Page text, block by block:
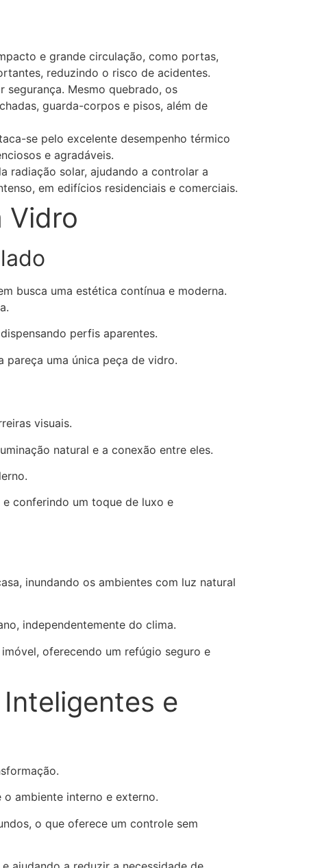
e grande circulação, como portas,
reduzindo o risco de acidentes.
segurança. Mesmo quebrado, os
guarda-corpos e pisos, além de
se pelo excelente desempenho térmico
e agradáveis.
radiação solar, ajudando a controlar a
em edifícios residenciais e comerciais.
Vidro
busca uma estética contínua e moderna.
perfis aparentes.
uma única peça de vidro.
visuais.
natural e a conexão entre eles.
conferindo um toque de luxo e
inundando os ambientes com luz natural
independentemente do clima.
oferecendo um refúgio seguro e
e
ambiente interno e externo.
o que oferece um controle sem